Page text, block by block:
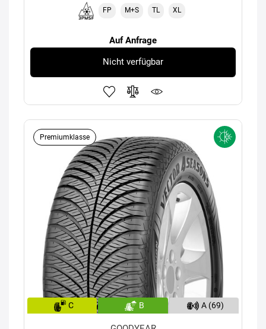
FP M+S TL XL
Auf Anfrage
Nicht verfügbar
Premiumklasse
C B A (69)